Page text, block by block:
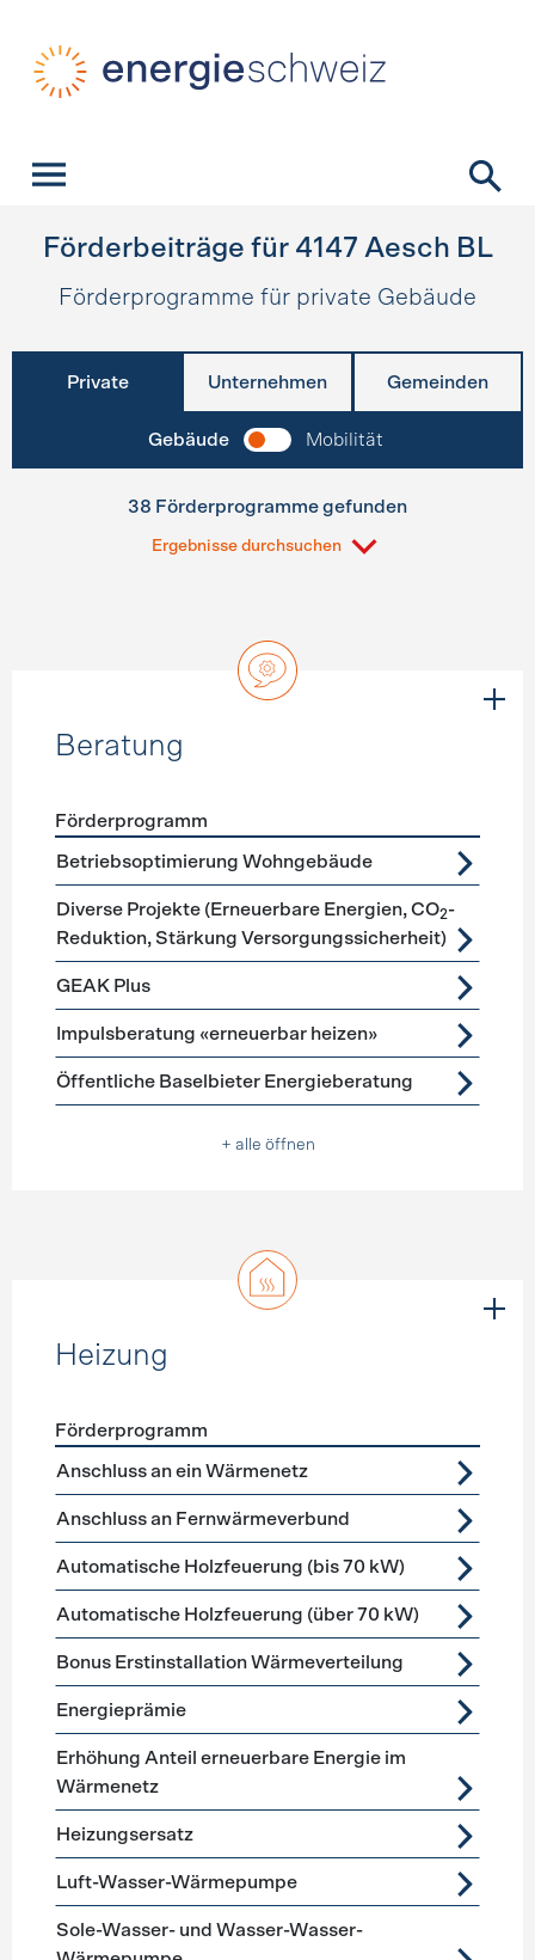
Förderbeiträge für 4147 Aesch BL
Förderprogramme für private Gebäude
Private Unternehmen Gemeinden
Gebäude Mobilität
38 Förderprogramme gefunden
Ergebnisse durchsuchen
Beratung
Förderprogramme Beratung
Förderprogramm
Betriebsoptimierung Wohngebäude
Diverse Projekte (Erneuerbare Energien, CO2-
Reduktion, Stärkung Versorgungssicherheit)
GEAK Plus
Impulsberatung «erneuerbar heizen»
Öffentliche Baselbieter Energieberatung
+ alle öffnen
Heizung
Förderprogramme Heizung
Förderprogramm
Anschluss an ein Wärmenetz
Anschluss an Fernwärmeverbund
Automatische Holzfeuerung (bis 70 kW)
Automatische Holzfeuerung (über 70 kW)
Bonus Erstinstallation Wärmeverteilung
Energieprämie
Erhöhung Anteil erneuerbare Energie im
Wärmenetz
Heizungsersatz
Luft-Wasser-Wärmepumpe
Sole-Wasser- und Wasser-Wasser-